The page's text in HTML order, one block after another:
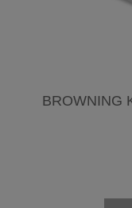
BROWNING